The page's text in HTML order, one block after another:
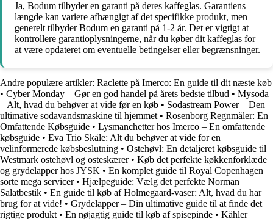
Ja, Bodum tilbyder en garanti på deres kaffeglas. Garantiens
længde kan variere afhængigt af det specifikke produkt, men
generelt tilbyder Bodum en garanti på 1-2 år. Det er vigtigt at
kontrollere garantioplysningerne, når du køber dit kaffeglas for
at være opdateret om eventuelle betingelser eller begrænsninger.
Andre populære artikler: Raclette på Imerco: En guide til dit næste køb
• Cyber Monday – Gør en god handel på årets bedste tilbud • Mysoda
– Alt, hvad du behøver at vide før en køb • Sodastream Power – Den
ultimative sodavandsmaskine til hjemmet • Rosenborg Regnmåler: En
Omfattende Købsguide • Lysmanchetter hos Imerco – En omfattende
købsguide • Eva Trio Skåle: Alt du behøver at vide for en
velinformerede købsbeslutning • Ostehøvl: En detaljeret købsguide til
Westmark ostehøvl og osteskærer• Køb det perfekte køkkenforklæde
og grydelapper hos JYSK • En komplet guide til Royal Copenhagen
sorte mega servicer• Hjælpeguide: Vælg det perfekte Norman
Salatbestik • En guide til køb af Holmegaard-vaser: Alt, hvad du har
brug for at vide! • Grydelapper – Din ultimative guide til at finde det
rigtige produkt • En nøjagtig guide til køb af spisepinde • Kähler